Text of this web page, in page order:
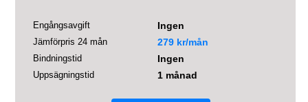
Engångsavgift Ingen
Jämförpris 24 mån 279 kr/mån
Bindningstid Ingen
Uppsägningstid 1 månad